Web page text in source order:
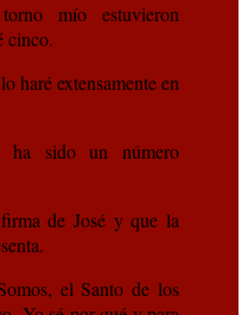
mío estuvieron
cinco.
haré extensamente en
ha sido un número
de José y que la
el Santo de los